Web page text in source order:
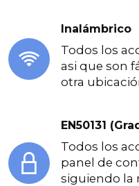
Inalámbrico
Todos los
asi que son
otra
EN50131
Todos los
panel de
siguiendo la